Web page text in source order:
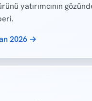
yatırımcının
2026 →